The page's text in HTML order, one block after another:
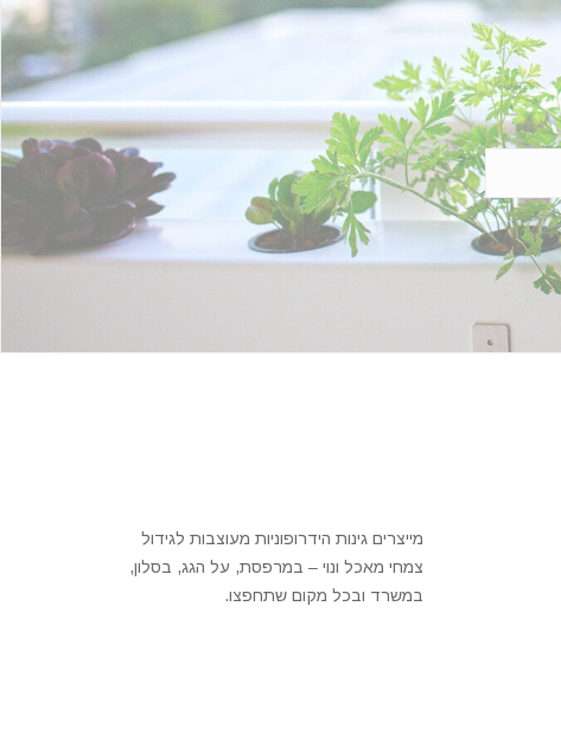
מייצרים גינות הידרופוניות מעוצבות לגידול
צמחי מאכל ונוי – במרפסת, על הגג, בסלון,
במשרד ובכל מקום שתחפצו.